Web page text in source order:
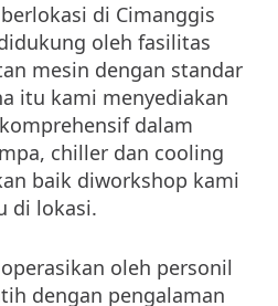
di Cimanggis
oleh fasilitas
mesin dengan standar
itu kami menyediakan
dalam
chiller dan cooling
baik diworkshop kami
di lokasi.
oleh personil
dengan pengalaman